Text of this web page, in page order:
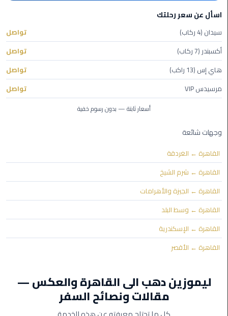
ليموزين
مايو
ليموزين
حلوان
ليموزين
الإسماعيلية
المنوفية
ليموزين
البحيرة
ليموزين
بلطيم
ليموزين
بورسعيد
الشرقية
اسأل عن سعر رحلتك
سيدان (4 ركاب)
تواصل
أكسبندر (7 ركاب)
تواصل
هاي إس (13 راكب)
تواصل
مرسيدس VIP
تواصل
أسعار ثابتة — بدون رسوم خفية
وجهات شائعة
القاهرة ← الغردقة
القاهرة ← شرم الشيخ
القاهرة ← الجيزة والأهرامات
القاهرة ← وسط البلد
القاهرة ← الإسكندرية
القاهرة ← الأقصر
ليموزين دهب الى القاهرة والعكس —
مقالات ونصائح السفر